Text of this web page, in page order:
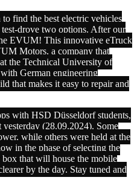
find the best electric vehicles
drove two options. After our
EVUM! This innovative eTruck
Motors, a company that
the Technical University of
German engineering
that makes it easy to repair and
with HSD Düsseldorf students,
(28.09.2024). Some
while others were held at the
in the phase of selecting the
box that will house the mobile
by the day. Stay tuned and